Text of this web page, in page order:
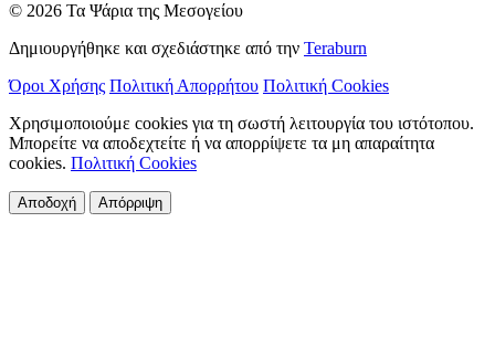
© 2026 Τα Ψάρια της Μεσογείου
Δημιουργήθηκε και σχεδιάστηκε από την Teraburn
Όροι Χρήσης Πολιτική Απορρήτου Πολιτική Cookies
Χρησιμοποιούμε cookies για τη σωστή λειτουργία του ιστότοπου.
Μπορείτε να αποδεχτείτε ή να απορρίψετε τα μη απαραίτητα
cookies. Πολιτική Cookies
Αποδοχή Απόρριψη